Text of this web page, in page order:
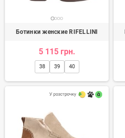
Ботинки женские RIFELLINI
5 115 грн.
38 39 40